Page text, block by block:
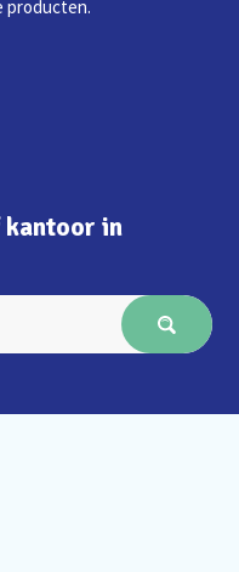
producten.
kantoor in